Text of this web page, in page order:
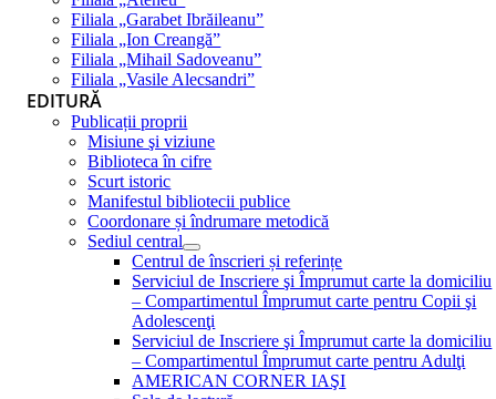
Filiala „Garabet Ibrăileanu”
Filiala „Ion Creangă”
Filiala „Mihail Sadoveanu”
Filiala „Vasile Alecsandri”
EDITURĂ
Publicații proprii
Misiune şi viziune
Biblioteca în cifre
Scurt istoric
Manifestul bibliotecii publice
Coordonare și îndrumare metodică
Sediul central
Centrul de înscrieri și referințe
Serviciul de Inscriere şi Împrumut carte la domiciliu
– Compartimentul Împrumut carte pentru Copii şi
Adolescenţi
Serviciul de Inscriere şi Împrumut carte la domiciliu
– Compartimentul Împrumut carte pentru Adulţi
AMERICAN CORNER IAŞI